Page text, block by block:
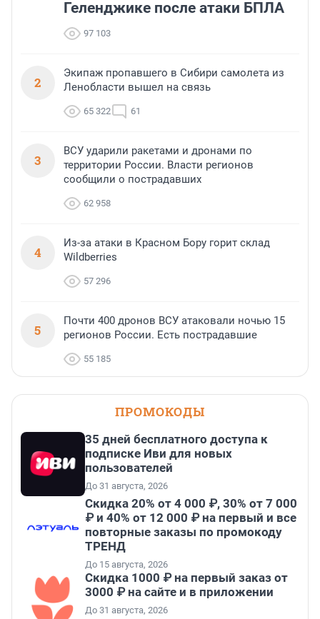
Геленджике после атаки БПЛА
97 103
2
Экипаж пропавшего в Сибири самолета из
Ленобласти вышел на связь
65 322 61
3
ВСУ ударили ракетами и дронами по
территории России. Власти регионов
сообщили о пострадавших
62 958
4
Из-за атаки в Красном Бору горит склад
Wildberries
57 296
5
Почти 400 дронов ВСУ атаковали ночью 15
регионов России. Есть пострадавшие
55 185
ПРОМОКОДЫ
35 дней бесплатного доступа к
подписке Иви для новых
пользователей
До 31 августа, 2026
Скидка 20% от 4 000 ₽, 30% от 7 000
₽ и 40% от 12 000 ₽ на первый и все
повторные заказы по промокоду
ТРЕНД
До 15 августа, 2026
Скидка 1000 ₽ на первый заказ от
3000 ₽ на сайте и в приложении
До 31 августа, 2026